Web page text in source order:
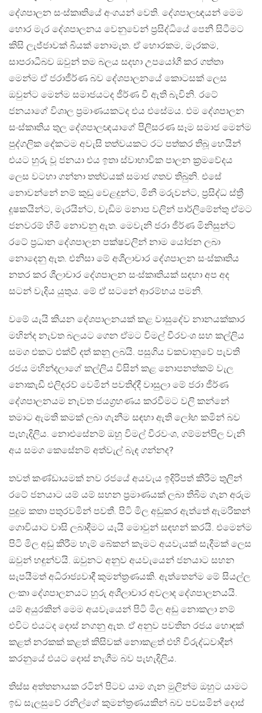
දේශපාලන සංස්කෘතියේ අංගයන් වෙති. දේශපාලඥයන් මෙම
හොර මැර දේශපාලනය වෙනුවෙන් ප්‍රසිද්ධියේ පෙනී සිටීමට
කිසි ලැජ්ජාවක් බියක් නොමැත. ඒ හොරකම, මැරකම,
සාපරාධීබව ඔවුන් තම බලය සදහා උපයෝගී කර ගත්තා
මෙන්ම ඒ ජරාජීර්ණ බව දේශපාලනයේ කොටසක් ලෙස
ඔවුන්ට මෙන්ම සමාජයටද ජීර්ණ වී ඇති බැවිනි. රටේ
ජනයාගේ විශාල ප්‍රමාණයකටද එය එසේමය. එම දේශපාලන
සංස්කෘතිය තුල දේශපාලඥයාගේ පිලිසරණ සෑම සමාජ මෙන්ම
පුද්ගලික දේකටම අවැසි තත්වයකට රට පත්කර තිබූ හෙයින්
එයට හුරු වූ ජනයා එය ඉතා ස්වාභාවික පාලන ක්‍රමවේදය
ලෙස වටහා ගන්නා තත්වයක් සමාජ ගතව තිබුනි. එසේ
නොවන්නේ නම් කුඩු වෙළදුන්ට, මිනී මරුවන්ට, ප්‍රසිද්ධ ස්ත්‍රී
දූෂකයින්ට, මැරයින්ට, වැඩිම මනාප වලින් පාර්ලිමේන්තු ඒමට
ජනවරම් හිමි නොවනු ඇත. මෙවැනි ජරා ජීර්ණ මිනිසුන්ට
රටේ ප්‍රධාන දේශපාලන පක්ෂවලින් නාම යෝජන ලබා
නොදෙනු ඇත. එනිසා මේ අශීලාචාර දේශපාලන සංස්කෘතිය
නතර කර ශීලාචාර දේශපාලන සංස්කෘතියක් සඳහා අප අද
සටන් වැදිය යුතුය. මේ ඒ සටනේ ආරම්භය පමනි.
වමේ යැයි කියන දේශපාලනයක් කළ වාසුදේව නානයක්කාර
මහින්ද නැවත බලයට ගෙන ඒමට විමල් වීරවංශ සහ කල්ලිය
සමග එකට එක්වී දත් කනු ලබයි. පසුගිය වකවානුවේ පැවති
රජය මහින්දලාගේ කල්ලිය විසින් කළ නොපනත්කම් වැල
නොකැඩී එලිදරව් වෙමින් පවතිද්දී වාසුලා මේ ජරා ජීර්ණ
දේශපාලනයම නැවත ජයග්‍රහණය කරවීමට වලි කන්නේ
තමාට ඇමති කමක් ලබා ගැනීම සඳහා ඇති ලෝභ කමින් බව
පැහැදිලිය. නොඑසේනම් ඔහු විමල් වීරවංශ, ගම්මන්පිල වැනි
අය සමග කෙසේනම් අත්වැල් බැඳ ගන්නද?
තවත් කණ්ඩායමක් නව රජයේ අයවැය ඉදිරිපත් කිරීම තුලින්
රටේ ජනයාට යම් යම් සහන ප්‍රමාණයක් ලබා තිබීම ගැන අරුම
පුදුම කතා පතුරවමින් පවතී. පිටි මිල අඩුකර ඇත්තේ ඇමරිකන්
ගොවියාට වාසි ලබාදීමට යැයි මොවුන් සඳහන් කරයි. එමෙන්ම
පිටි මිල අඩු කිරීම හැම් බේකන් කෑමට අයවැයක් සැදීමක් ලෙස
ඔවුන් හඳුන්වයි. ඔවුනට අනුව අයවැයෙන් ජනයාට සහන
සැපයීමත් අධිරාජ්‍යවාදී කුමන්ත්‍රණයකි. ඇත්තෙන්ම මේ සියල්ල
ලංකා දේශපාලනයට හුරු අශීලාචාර අවලාද දේශපාලනයයි.
යම් අයුරකින් මෙම අයවැයෙන් පිටි මිල අඩු නොකලා නම්
එවිට එයටද දොස් නගනු ඇත. ඒ අනුව පවතින රජය හොඳක්
කළත් නරකක් කළත් කිසිවක් නොකළත් එහි විරුද්ධවාදීන්
කරනුයේ එයට දොස් නැගීම බව පැහැදිලිය.
තිස්ස අත්තනායක රටින් පිටව යාම ගැන මුලින්ම ඔහුට යාමට
ඉඩ සැලසුවේ රනිල්ගේ කුමන්ත්‍රණයකින් බව පවසමින් දොස්